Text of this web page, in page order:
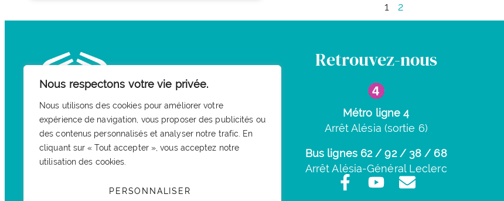
Nous respectons votre vie privée.
Nous utilisons des cookies pour améliorer votre
expérience de navigation, vous proposer des publicités ou
des contenus personnalisés et analyser notre trafic. En
cliquant sur « Tout accepter », vous acceptez notre
utilisation des cookies.
PERSONNALISER
1 2
Église protestante
Paris-Alésia
contact@eelparis.orgou
Retrouvez-nous
Métro ligne 4
Arrêt Alésia (sortie 6)
Bus lignes 62 / 92 / 38 / 68
Arrêt Alésia-Général Leclerc